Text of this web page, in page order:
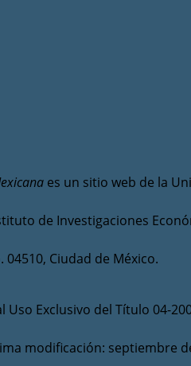
es un sitio web de la
de Investigaciones
Ciudad de México.
Exclusivo del Título 04-
modificación: septiembre